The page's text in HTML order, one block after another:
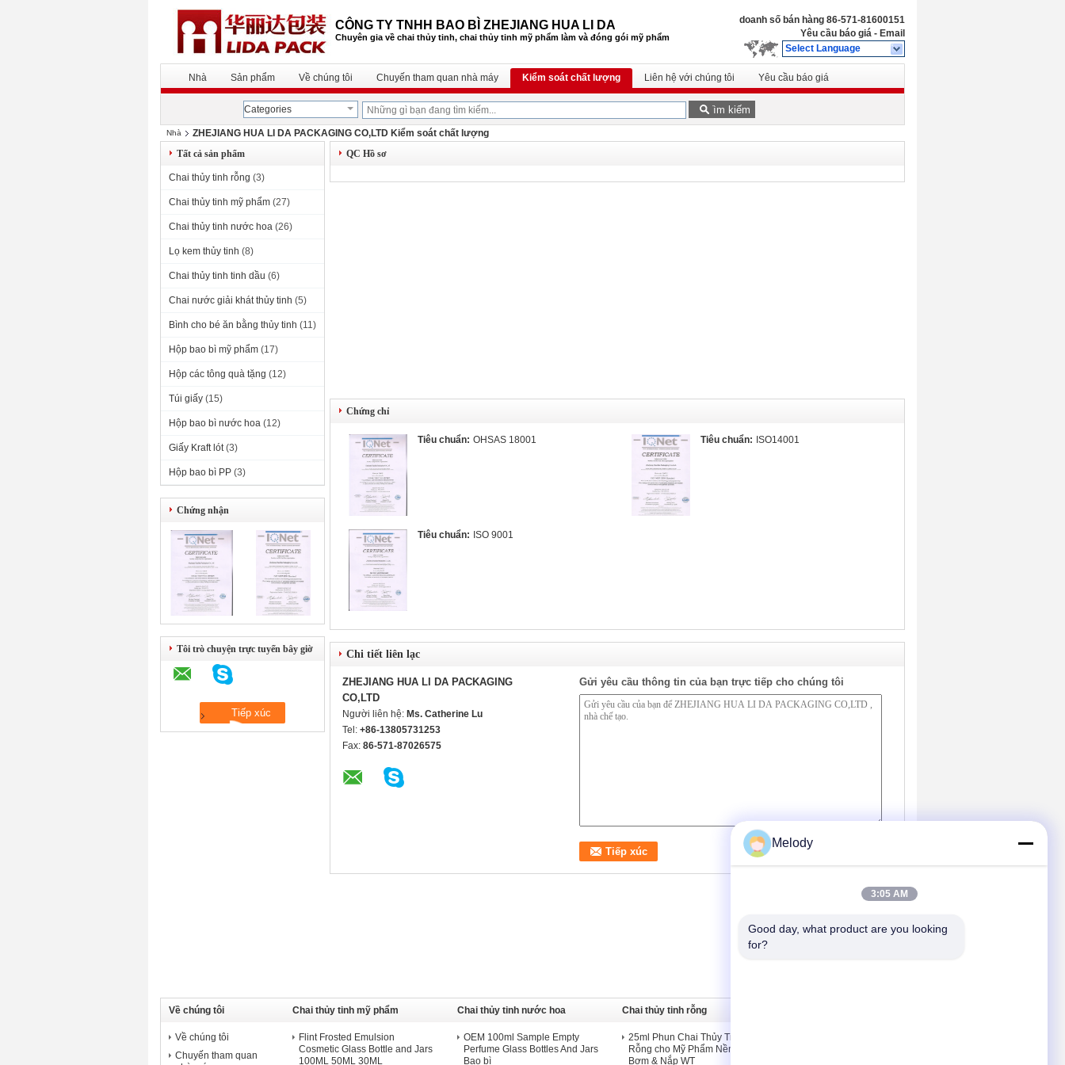
CÔNG TY TNHH BAO BÌ ZHEJIANG HUA LI DA
Chuyên gia về chai thủy tinh, chai thủy tinh mỹ phẩm làm và đóng gói mỹ phẩm
doanh số bán hàng 86-571-81600151
Yêu cầu báo giá - Email
Select Language
Nhà Sản phẩm Về chúng tôi Chuyến tham quan nhà máy Kiểm soát chất lượng Liên hệ với chúng tôi Yêu cầu báo giá
Categories Tìm kiếm
Nhà
ZHEJIANG HUA LI DA PACKAGING CO,LTD Kiểm soát chất lượng
Tất cả sản phẩm
Chai thủy tinh rỗng (3)
Chai thủy tinh mỹ phẩm (27)
Chai thủy tinh nước hoa (26)
Lọ kem thủy tinh (8)
Chai thủy tinh tinh dầu (6)
Chai nước giải khát thủy tinh (5)
Bình cho bé ăn bằng thủy tinh (11)
Hộp bao bì mỹ phẩm (17)
Hộp các tông quà tặng (12)
Túi giấy (15)
Hộp bao bì nước hoa (12)
Giấy Kraft lót (3)
Hộp bao bì PP (3)
Chứng nhận
Tôi trò chuyện trực tuyến bây giờ
QC Hồ sơ
Chứng chỉ
Tiêu chuẩn: OHSAS 18001 Tiêu chuẩn: ISO14001
Tiêu chuẩn: ISO 9001
Chi tiết liên lạc
ZHEJIANG HUA LI DA PACKAGING
CO,LTD
Người liên hệ: Ms. Catherine Lu
Tel: +86-13805731253
Fax: 86-571-87026575
Gửi yêu cầu thông tin của bạn trực tiếp cho chúng tôi
Về chúng tôi
Về chúng tôi
Chuyến tham quan
Chai thủy tinh mỹ phẩm
Flint Frosted Emulsion
Cosmetic Glass Bottle and Jars
100ML 50ML 30ML
Chai thủy tinh nước hoa
OEM 100ml Sample Empty
Perfume Glass Bottles And Jars
Bao bì
Chai thủy tinh rỗng
25ml Phun Chai Thủy Tinh
Rỗng cho Mỹ Phẩm Nền Với
Bơm & Nắp WT
Melody
3:05 AM
Good day, what product are you looking
for?